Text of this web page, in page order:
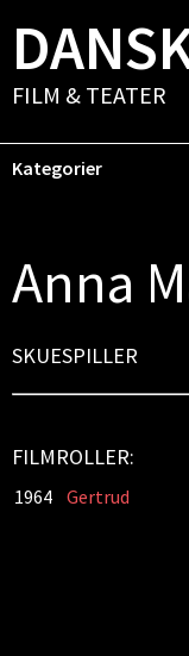
FILM & TEATER
Kategorier
Anna
SKUESPILLER
FILMROLLER:
1964 Gertrud